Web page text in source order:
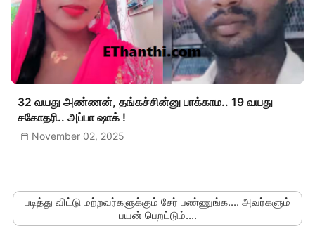
32 வயது அண்ணன், தங்கச்சின்னு பாக்காம.. 19 வயது
சகோதரி.. அப்பா ஷாக் !
November 02, 2025
படித்து விட்டு மற்றவர்களுக்கும் சேர் பண்ணுங்க.... அவர்களும்
பயன் பெறட்டும்....